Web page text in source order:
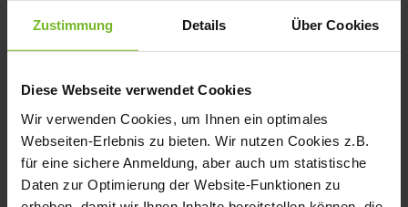
Zustimmung Details Über Cookies
Diese Webseite verwendet Cookies
Wir verwenden Cookies, um Ihnen ein optimales
Webseiten-Erlebnis zu bieten. Wir nutzen Cookies z.B.
für eine sichere Anmeldung, aber auch um statistische
Daten zur Optimierung der Website-Funktionen zu
unterschiedlicher Art. Erhältlich in 5-Liter-
Packungen.
www.froneri-schoeller.de
Das Mövenpick Rhabarber Erdbeere von
Froneri Schöller wurde von der Fachjury